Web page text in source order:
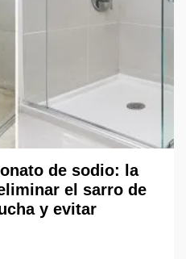
de sodio: la
el sarro de
y evitar